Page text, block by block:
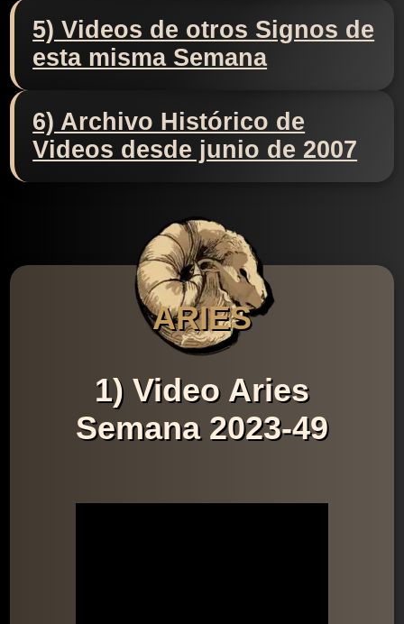
5) Videos de otros Signos de
esta misma Semana
6) Archivo Histórico de
Videos desde junio de 2007
ARIES
1) Video Aries
Semana 2023-49